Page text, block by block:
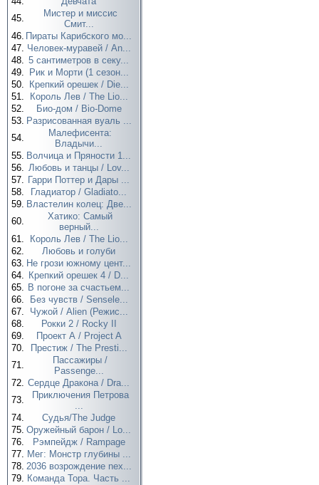
45.
Мистер и миссис
Смит...
46. Пираты Карибского мо...
47. Человек-муравей / An...
48. 5 сантиметров в секу...
49.
Рик и Морти (1 сезон...
50.
Крепкий орешек / Die...
51.
Король Лев / The Lio...
52.
Био-дом / Bio-Dome
53. Разрисованная вуаль ...
54.
Малефисента:
Владычи...
55. Волчица и Пряности 1...
56. Любовь и танцы / Lov...
57. Гарри Поттер и Дары ...
58.
Гладиатор / Gladiato...
59. Властелин колец: Две...
60.
Хатико: Самый
верный...
61.
Король Лев / The Lio...
62.
Любовь и голуби
63. Не грози южному цент...
64. Крепкий орешек 4 / D...
65. В погоне за счастьем...
66.
Без чувств / Sensele...
67.
Чужой / Alien (Режис...
68.
Рокки 2 / Rocky II
69.
Проект А / Project A
70.
Престиж / The Presti...
71.
Пассажиры /
Passenge...
72. Сердце Дракона / Dra...
73.
Приключения Петрова
...
74.
Судья/The Judge
75. Оружейный барон / Lo...
76.
Рэмпейдж / Rampage
77. Мег: Монстр глубины ...
78. 2036 возрождение nex...
79. Команда Тора. Часть ...